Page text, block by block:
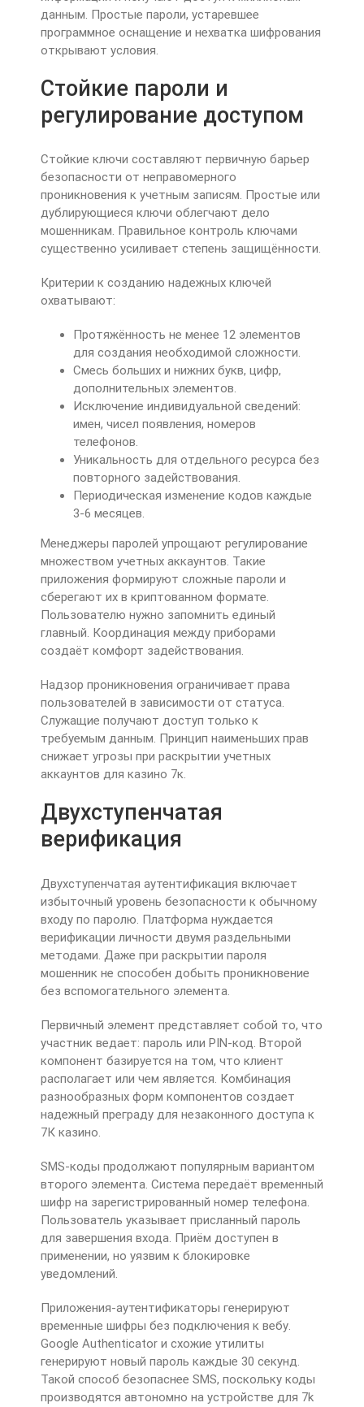
данным. Простые пароли, устаревшее
программное оснащение и нехватка шифрования
открывают условия.
Стойкие пароли и
регулирование доступом
Стойкие ключи составляют первичную барьер
безопасности от неправомерного
проникновения к учетным записям. Простые или
дублирующиеся ключи облегчают дело
мошенникам. Правильное контроль ключами
существенно усиливает степень защищённости.
Критерии к созданию надежных ключей
охватывают:
Протяжённость не менее 12 элементов
для создания необходимой сложности.
Смесь больших и нижних букв, цифр,
дополнительных элементов.
Исключение индивидуальной сведений:
имен, чисел появления, номеров
телефонов.
Уникальность для отдельного ресурса без
повторного задействования.
Периодическая изменение кодов каждые
3-6 месяцев.
Менеджеры паролей упрощают регулирование
множеством учетных аккаунтов. Такие
приложения формируют сложные пароли и
сберегают их в криптованном формате.
Пользователю нужно запомнить единый
главный. Координация между приборами
создаёт комфорт задействования.
Надзор проникновения ограничивает права
пользователей в зависимости от статуса.
Служащие получают доступ только к
требуемым данным. Принцип наименьших прав
снижает угрозы при раскрытии учетных
аккаунтов для казино 7к.
Двухступенчатая
верификация
Двухступенчатая аутентификация включает
избыточный уровень безопасности к обычному
входу по паролю. Платформа нуждается
верификации личности двумя раздельными
методами. Даже при раскрытии пароля
мошенник не способен добыть проникновение
без вспомогательного элемента.
Первичный элемент представляет собой то, что
участник ведает: пароль или PIN-код. Второй
компонент базируется на том, что клиент
располагает или чем является. Комбинация
разнообразных форм компонентов создает
надежный преграду для незаконного доступа к
7К казино.
SMS-коды продолжают популярным вариантом
второго элемента. Система передаёт временный
шифр на зарегистрированный номер телефона.
Пользователь указывает присланный пароль
для завершения входа. Приём доступен в
применении, но уязвим к блокировке
уведомлений.
Приложения-аутентификаторы генерируют
временные шифры без подключения к вебу.
Google Authenticator и схожие утилиты
генерируют новый пароль каждые 30 секунд.
Такой способ безопаснее SMS, поскольку коды
производятся автономно на устройстве для 7k